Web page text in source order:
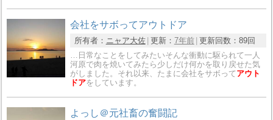
会社をサボってアウトドア
所有者： ニャア大佐 更新： 7年前 更新回数： 89回
…日常なことをしてみたいそんな衝動に駆られて一人
河原で肉を焼いてみたら少しだけ何かを取り戻せた気
がしました。それ以来、たまに会社をサボってアウト
ドアをしています。
よっし＠元社畜の奮闘記